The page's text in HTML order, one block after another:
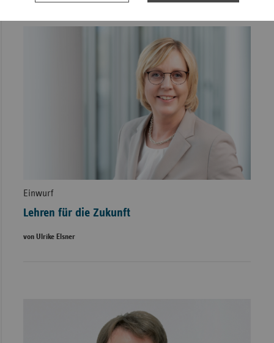
Einwurf
Lehren für die Zukunft
von Ulrike Elsner